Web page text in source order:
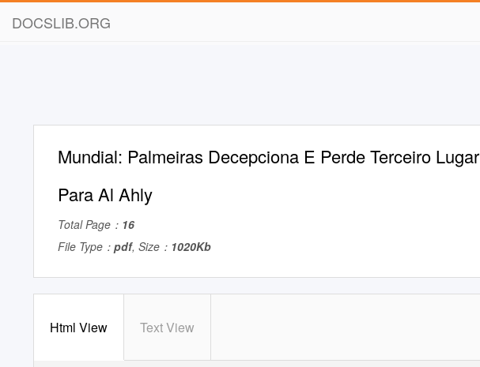
DOCSLIB.ORG
Mundial: Palmeiras Decepciona E Perde Terceiro Lugar
Para Al Ahly
Total Page： 16
File Type： pdf, Size： 1020Kb
Html View Text View